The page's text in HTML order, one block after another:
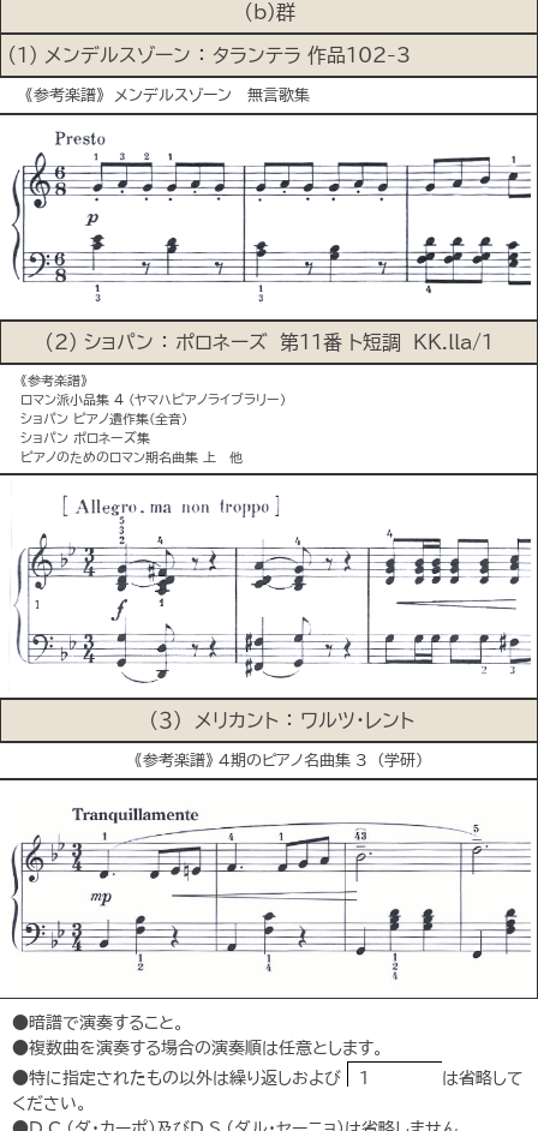
(b)群
(1) メンデルスゾーン ： タランテラ 作品102-3
《参考楽譜》 メンデルスゾーン 無言歌集
(2) ショパン ： ポロネーズ 第11番 ト短調 KK.lla/1
《参考楽譜》
ロマン派小品集 4 (ヤマハピアノライブラリー）
ショパン ピアノ遺作集(全音)
ショパン ポロネーズ集
ピアノのためのロマン期名曲集 上 他
(３) メリカント ： ワルツ･レント
《参考楽譜》 4期のピアノ名曲集 3 (学研)
●暗譜で演奏すること。
●複数曲を演奏する場合の演奏順は任意とします。
●特に指定されたもの以外は繰り返しおよび
1
は省略して
ください。